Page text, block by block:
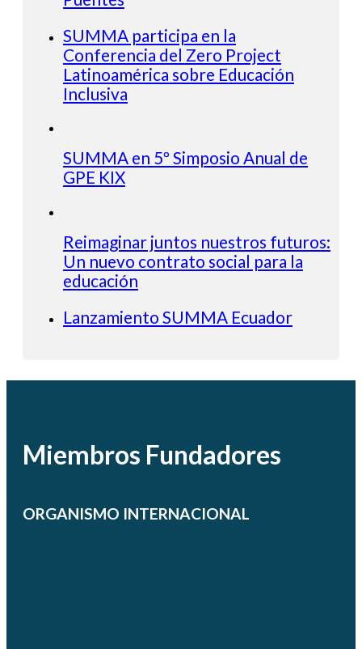
SUMMA participa en la
Conferencia del Zero Project
Latinoamérica sobre Educación
Inclusiva
SUMMA en 5º Simposio Anual de
GPE KIX
Reimaginar juntos nuestros futuros:
Un nuevo contrato social para la
educación
Lanzamiento SUMMA Ecuador
Miembros Fundadores
ORGANISMO INTERNACIONAL